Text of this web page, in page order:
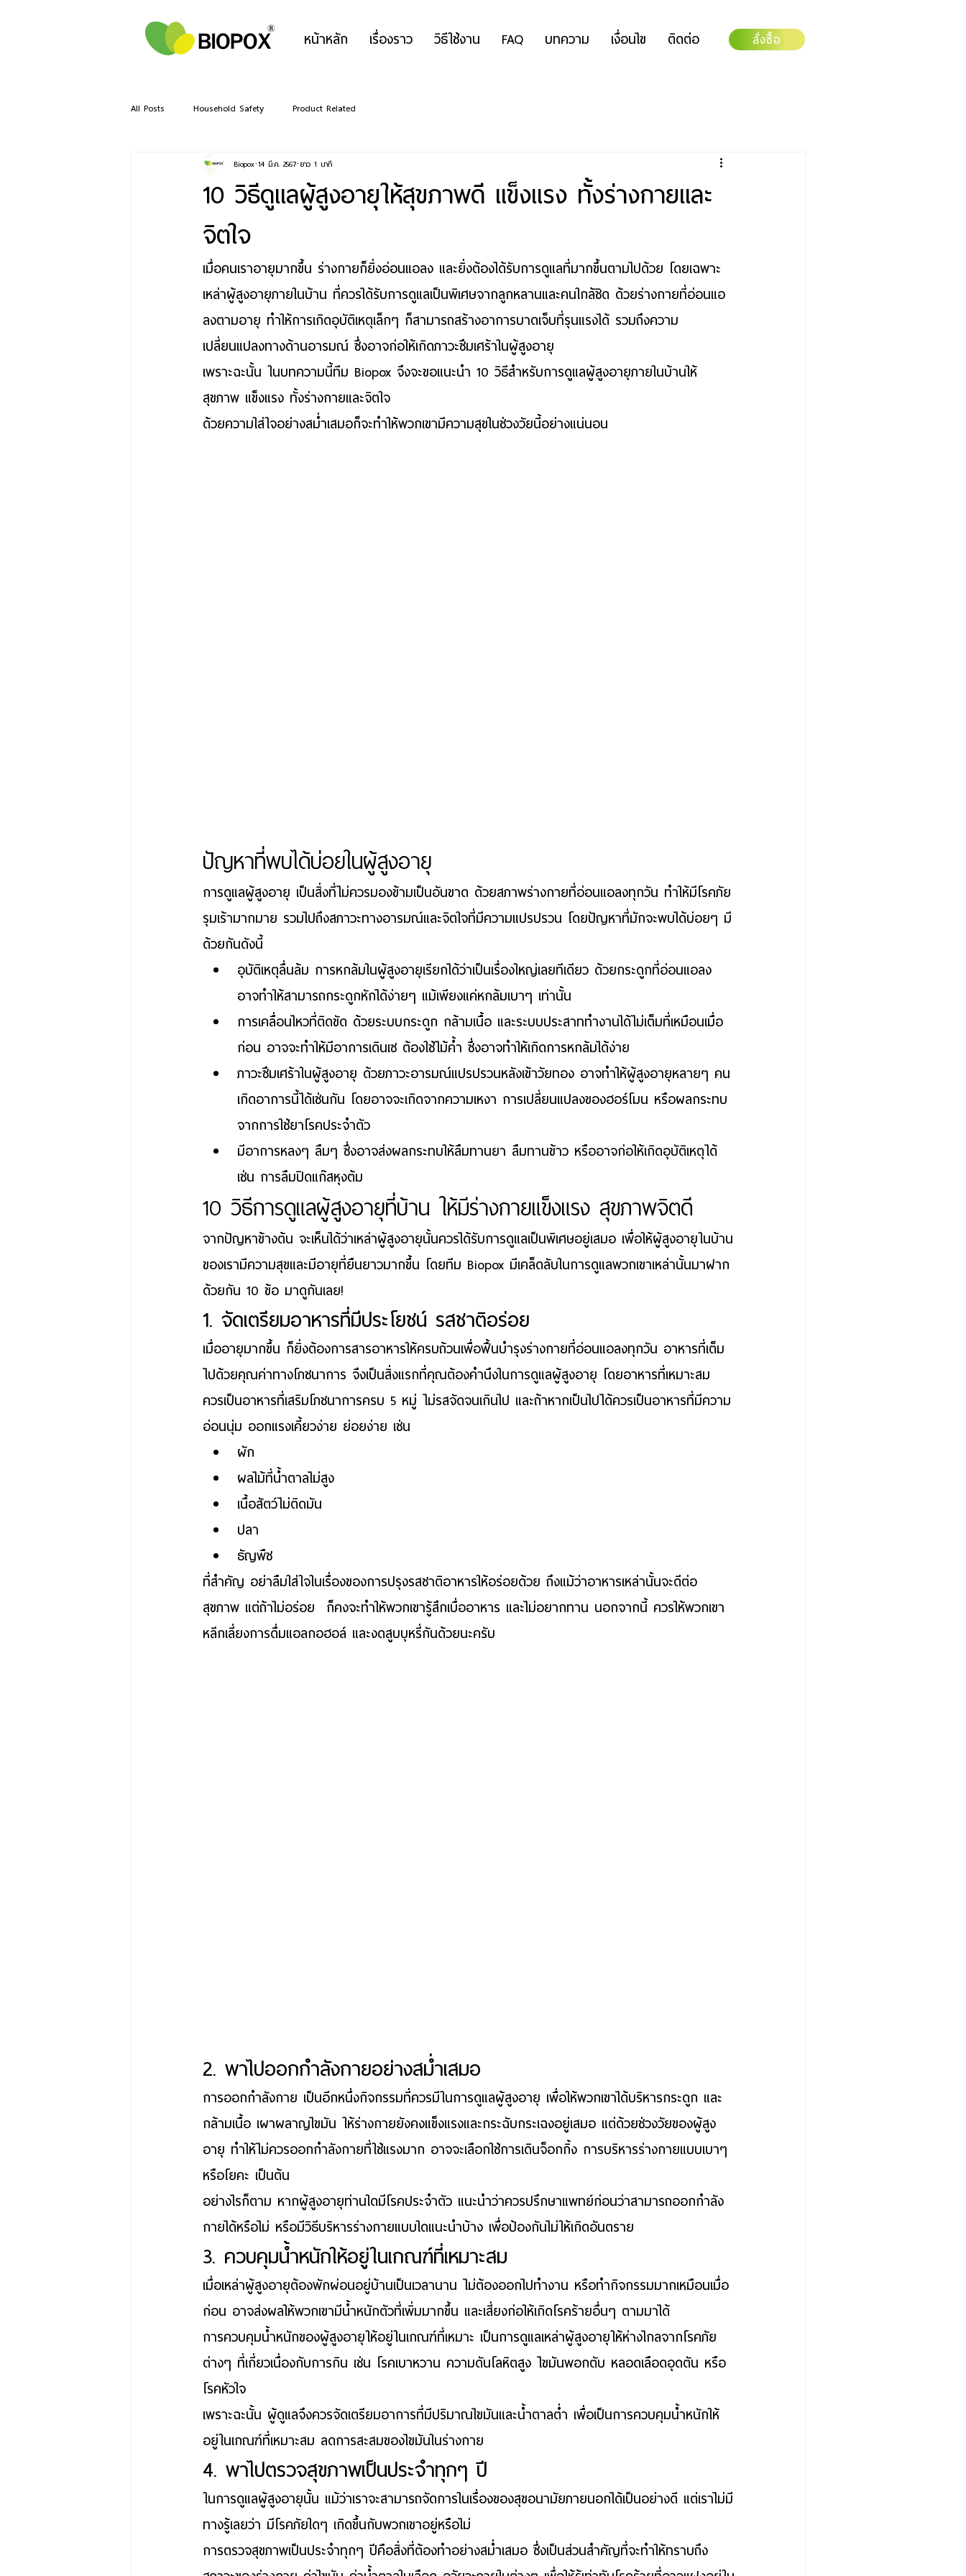
หน้าหลัก เรื่องราว วิธีใช้งาน FAQ บทความ เงื่อนไข ติดต่อ สั่งซื้อ
All Posts Household Safety Product Related
10 วิธีดูแลผู้สูงอายุให้สุขภาพดี แข็งแรง ทั้งร่างกายและ
จิตใจ
Biopox 14 มี.ค. 2567 ยาว 1 นาที
เมื่อคนเราอายุมากขึ้น ร่างกายก็ยิ่งอ่อนแอลง และยิ่งต้องได้รับการดูแลที่มากขึ้นตามไปด้วย โดยเฉพาะ
เหล่าผู้สูงอายุภายในบ้าน ที่ควรได้รับการดูแลเป็นพิเศษจากลูกหลานและคนใกล้ชิด ด้วยร่างกายที่อ่อนแอ
ลงตามอายุ ทำให้การเกิดอุบัติเหตุเล็กๆ ก็สามารถสร้างอาการบาดเจ็บที่รุนแรงได้ รวมถึงความ
เปลี่ยนแปลงทางด้านอารมณ์ ซึ่งอาจก่อให้เกิดภาวะซึมเศร้าในผู้สูงอายุ
เพราะฉะนั้น ในบทความนี้ทีม Biopox จึงจะขอแนะนำ 10 วิธีสำหรับการดูแลผู้สูงอายุภายในบ้านให้
สุขภาพ แข็งแรง ทั้งร่างกายและจิตใจ
ด้วยความใส่ใจอย่างสม่ำเสมอก็จะทำให้พวกเขามีความสุขในช่วงวัยนี้อย่างแน่นอน
ปัญหาที่พบได้บ่อยในผู้สูงอายุ
การดูแลผู้สูงอายุ เป็นสิ่งที่ไม่ควรมองข้ามเป็นอันขาด ด้วยสภาพร่างกายที่อ่อนแอลงทุกวัน ทำให้มีโรคภัย
รุมเร้ามากมาย รวมไปถึงสภาวะทางอารมณ์และจิตใจที่มีความแปรปรวน โดยปัญหาที่มักจะพบได้บ่อยๆ มี
ด้วยกันดังนี้
อุบัติเหตุลื่นล้ม การหกล้มในผู้สูงอายุเรียกได้ว่าเป็นเรื่องใหญ่เลยทีเดียว ด้วยกระดูกที่อ่อนแอลง
อาจทำให้สามารถกระดูกหักได้ง่ายๆ แม้เพียงแค่หกล้มเบาๆ เท่านั้น
การเคลื่อนไหวที่ติดขัด ด้วยระบบกระดูก กล้ามเนื้อ และระบบประสาททำงานได้ไม่เต็มที่เหมือนเมื่อ
ก่อน อาจจะทำให้มีอาการเดินเซ ต้องใช้ไม้ค้ำ ซึ่งอาจทำให้เกิดการหกล้มได้ง่าย
ภาวะซึมเศร้าในผู้สูงอายุ ด้วยภาวะอารมณ์แปรปรวนหลังเข้าวัยทอง อาจทำให้ผู้สูงอายุหลายๆ คน
เกิดอาการนี้ได้เช่นกัน โดยอาจจะเกิดจากความเหงา การเปลี่ยนแปลงของฮอร์โมน หรือผลกระทบ
จากการใช้ยาโรคประจำตัว
มีอาการหลงๆ ลืมๆ ซึ่งอาจส่งผลกระทบให้ลืมทานยา ลืมทานข้าว หรืออาจก่อให้เกิดอุบัติเหตุได้
เช่น การลืมปิดแก๊สหุงต้ม
10 วิธีการดูแลผู้สูงอายุที่บ้าน ให้มีร่างกายแข็งแรง สุขภาพจิตดี
จากปัญหาข้างต้น จะเห็นได้ว่าเหล่าผู้สูงอายุนั้นควรได้รับการดูแลเป็นพิเศษอยู่เสมอ เพื่อให้ผู้สูงอายุในบ้าน
ของเรามีความสุขและมีอายุที่ยืนยาวมากขึ้น โดยทีม Biopox มีเคล็ดลับในการดูแลพวกเขาเหล่านั้นมาฝาก
ด้วยกัน 10 ข้อ มาดูกันเลย!
1. จัดเตรียมอาหารที่มีประโยชน์ รสชาติอร่อย
เมื่ออายุมากขึ้น ก็ยิ่งต้องการสารอาหารให้ครบถ้วนเพื่อฟื้นบำรุงร่างกายที่อ่อนแอลงทุกวัน อาหารที่เต็ม
ไปด้วยคุณค่าทางโภชนาการ จึงเป็นสิ่งแรกที่คุณต้องคำนึงในการดูแลผู้สูงอายุ โดยอาหารที่เหมาะสม
ควรเป็นอาหารที่เสริมโภชนาการครบ 5 หมู่ ไม่รสจัดจนเกินไป และถ้าหากเป็นไปได้ควรเป็นอาหารที่มีความ
อ่อนนุ่ม ออกแรงเคี้ยวง่าย ย่อยง่าย เช่น
ผัก
ผลไม้ที่น้ำตาลไม่สูง
เนื้อสัตว์ไม่ติดมัน
ปลา
ธัญพืช
ที่สำคัญ อย่าลืมใส่ใจในเรื่องของการปรุงรสชาติอาหารให้อร่อยด้วย ถึงแม้ว่าอาหารเหล่านั้นจะดีต่อ
สุขภาพ แต่ถ้าไม่อร่อย  ก็คงจะทำให้พวกเขารู้สึกเบื่ออาหาร และไม่อยากทาน นอกจากนี้ ควรให้พวกเขา
หลีกเลี่ยงการดื่มแอลกอฮอล์ และงดสูบบุหรี่กันด้วยนะครับ
2. พาไปออกกำลังกายอย่างสม่ำเสมอ
การออกกำลังกาย เป็นอีกหนึ่งกิจกรรมที่ควรมีในการดูแลผู้สูงอายุ เพื่อให้พวกเขาได้บริหารกระดูก และ
กล้ามเนื้อ เผาผลาญไขมัน ให้ร่างกายยังคงแข็งแรงและกระฉับกระเฉงอยู่เสมอ แต่ด้วยช่วงวัยของผู้สูง
อายุ ทำให้ไม่ควรออกกำลังกายที่ใช้แรงมาก อาจจะเลือกใช้การเดินจ็อกกิ้ง การบริหารร่างกายแบบเบาๆ
หรือโยคะ เป็นต้น
อย่างไรก็ตาม หากผู้สูงอายุท่านใดมีโรคประจำตัว แนะนำว่าควรปรึกษาแพทย์ก่อนว่าสามารถออกกำลัง
กายได้หรือไม่ หรือมีวิธีบริหารร่างกายแบบใดแนะนำบ้าง เพื่อป้องกันไม่ให้เกิดอันตราย
3. ควบคุมน้ำหนักให้อยู่ในเกณฑ์ที่เหมาะสม
เมื่อเหล่าผู้สูงอายุต้องพักผ่อนอยู่บ้านเป็นเวลานาน ไม่ต้องออกไปทำงาน หรือทำกิจกรรมมากเหมือนเมื่อ
ก่อน อาจส่งผลให้พวกเขามีน้ำหนักตัวที่เพิ่มมากขึ้น และเสี่ยงก่อให้เกิดโรคร้ายอื่นๆ ตามมาได้
การควบคุมน้ำหนักของผู้สูงอายุให้อยู่ในเกณฑ์ที่เหมาะ เป็นการดูแลเหล่าผู้สูงอายุให้ห่างไกลจากโรคภัย
ต่างๆ ที่เกี่ยวเนื่องกับการกิน เช่น โรคเบาหวาน ความดันโลหิตสูง ไขมันพอกตับ หลอดเลือดอุดตัน หรือ
โรคหัวใจ
เพราะฉะนั้น ผู้ดูแลจึงควรจัดเตรียมอาการที่มีปริมาณไขมันและน้ำตาลต่ำ เพื่อเป็นการควบคุมน้ำหนักให้
อยู่ในเกณฑ์ที่เหมาะสม ลดการสะสมของไขมันในร่างกาย
4. พาไปตรวจสุขภาพเป็นประจำทุกๆ ปี
ในการดูแลผู้สูงอายุนั้น แม้ว่าเราจะสามารถจัดการในเรื่องของสุขอนามัยภายนอกได้เป็นอย่างดี แต่เราไม่มี
ทางรู้เลยว่า มีโรคภัยใดๆ เกิดขึ้นกับพวกเขาอยู่หรือไม่
การตรวจสุขภาพเป็นประจำทุกๆ ปีคือสิ่งที่ต้องทำอย่างสม่ำเสมอ ซึ่งเป็นส่วนสำคัญที่จะทำให้ทราบถึง